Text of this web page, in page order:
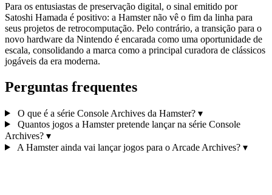
Para os entusiastas de preservação digital, o sinal emitido por
Satoshi Hamada é positivo: a Hamster não vê o fim da linha para
seus projetos de retrocomputação. Pelo contrário, a transição para o
novo hardware da Nintendo é encarada como uma oportunidade de
escala, consolidando a marca como a principal curadora de clássicos
jogáveis da era moderna.
Perguntas frequentes
O que é a série Console Archives da Hamster? ▾
Quantos jogos a Hamster pretende lançar na série Console
Archives? ▾
A Hamster ainda vai lançar jogos para o Arcade Archives? ▾